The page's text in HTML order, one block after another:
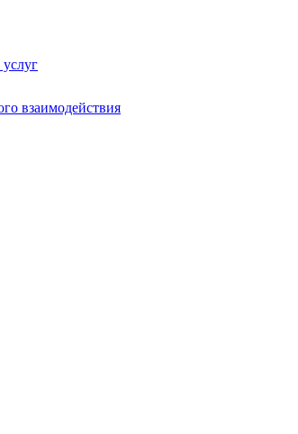
взаимодействия